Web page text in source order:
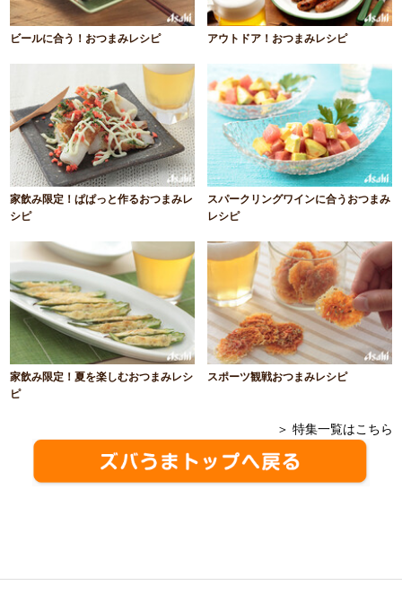
ビールに合う！おつまみレシピ アウトドア！おつまみレシピ
家飲み限定！ぱぱっと作るおつまみレ
シピ
スパークリングワインに合うおつまみ
レシピ
家飲み限定！夏を楽しむおつまみレシ
ピ
スポーツ観戦おつまみレシピ
＞ 特集一覧はこちら